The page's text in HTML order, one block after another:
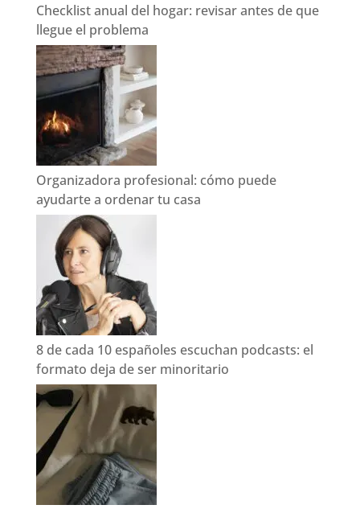
Checklist anual del hogar: revisar antes de que
llegue el problema
Organizadora profesional: cómo puede
ayudarte a ordenar tu casa
8 de cada 10 españoles escuchan podcasts: el
formato deja de ser minoritario